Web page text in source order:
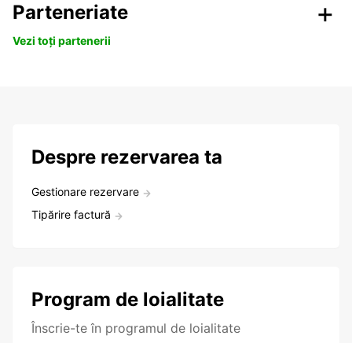
Parteneriate
Vezi toți partenerii
Despre rezervarea ta
Gestionare rezervare
Tipărire factură
Program de loialitate
Înscrie-te în programul de loialitate